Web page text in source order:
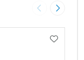
Imagem